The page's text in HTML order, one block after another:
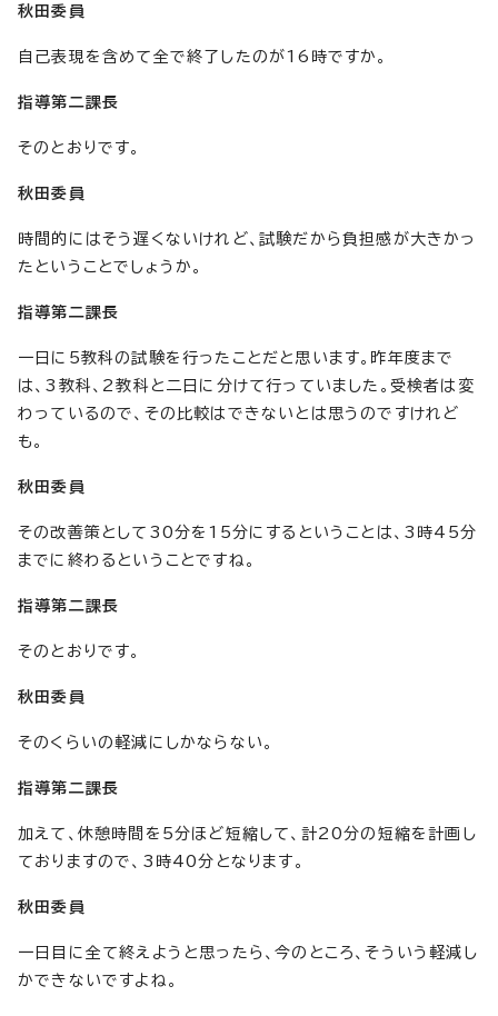
秋田委員
自己表現を含めて全で終了したのが16時ですか。
指導第二課長
そのとおりです。
秋田委員
時間的にはそう遅くないけれど、試験だから負担感が大きかっ
たということでしょうか。
指導第二課長
一日に5教科の試験を行ったことだと思います。昨年度まで
は、3教科、2教科と二日に分けて行っていました。受検者は変
わっているので、その比較はできないとは思うのですけれど
も。
秋田委員
その改善策として30分を15分にするということは、3時45分
までに終わるということですね。
指導第二課長
そのとおりです。
秋田委員
そのくらいの軽減にしかならない。
指導第二課長
加えて、休憩時間を5分ほど短縮して、計20分の短縮を計画し
ておりますので、3時40分となります。
秋田委員
一日目に全て終えようと思ったら、今のところ、そういう軽減し
かできないですよね。